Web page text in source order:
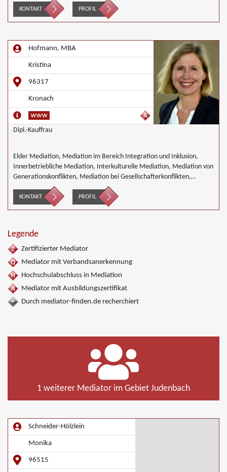
KONTAKT PROFIL
Hofmann, MBA
Kristina
96317
Kronach
Dipl.-Kauffrau
Elder Mediation, Mediation im Bereich Integration und Inklusion,
Innerbetriebliche Mediation, Interkulturelle Mediation, Mediation von
Generationskonflikten, Mediation bei Gesellschafterkonflikten,
Mediation bei Team- und Gruppenkonflikten, Mediation von
Unternehmensnachfolgen, Wirtschaftsmediation
KONTAKT PROFIL
Legende
Zertifizierter Mediator
Mediator mit Verbandsanerkennung
Hochschulabschluss in Mediation
Mediator mit Ausbildungszertifikat
Durch mediator-finden.de recherchiert
1 weiterer Mediator im Gebiet Judenbach
Schneider-Hölzlein
Monika
96515